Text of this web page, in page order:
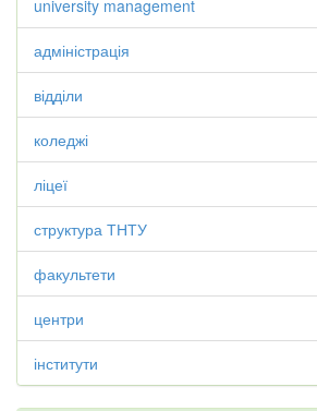
university management
адміністрація
відділи
коледжі
ліцеї
структура ТНТУ
факультети
центри
інститути